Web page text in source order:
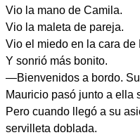
Vio la mano de Camila.
Vio la maleta de pareja.
Vio el miedo en la cara de
Y sonrió más bonito.
—Bienvenidos a bordo.
Mauricio pasó junto a ella
Pero cuando llegó a su
servilleta doblada.